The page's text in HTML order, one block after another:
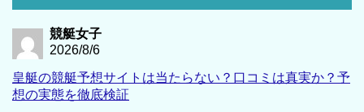
競艇女子
2026/8/6
皇艇の競艇予想サイトは当たらない？口コミは真実か？予
想の実態を徹底検証